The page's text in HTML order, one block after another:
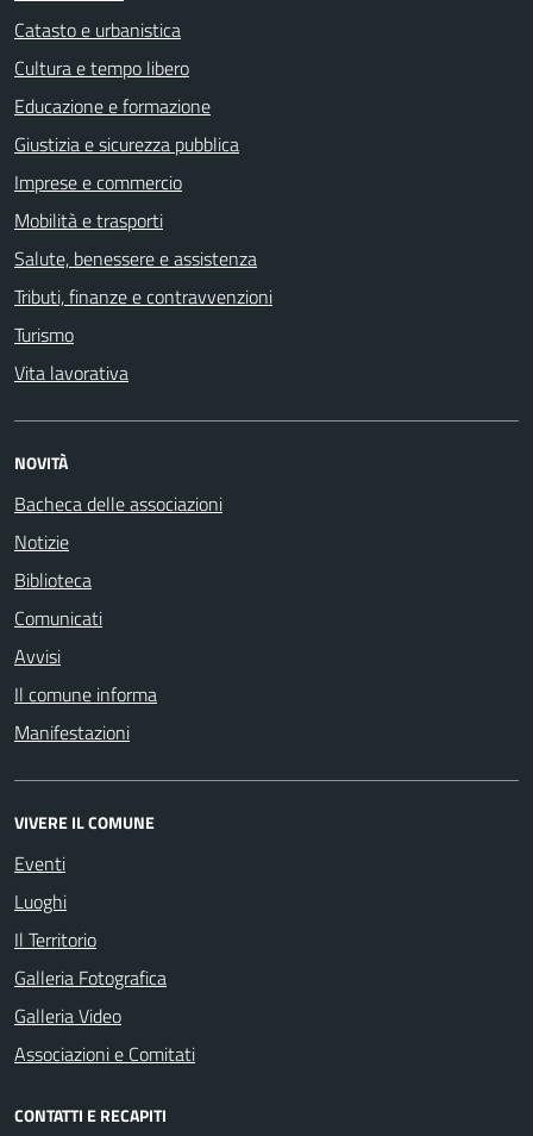
Catasto e urbanistica
Cultura e tempo libero
Educazione e formazione
Giustizia e sicurezza pubblica
Imprese e commercio
Mobilità e trasporti
Salute, benessere e assistenza
Tributi, finanze e contravvenzioni
Turismo
Vita lavorativa
NOVITÀ
Bacheca delle associazioni
Notizie
Biblioteca
Comunicati
Avvisi
Il comune informa
Manifestazioni
VIVERE IL COMUNE
Eventi
Luoghi
Il Territorio
Galleria Fotografica
Galleria Video
Associazioni e Comitati
CONTATTI E RECAPITI